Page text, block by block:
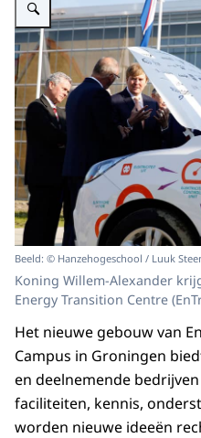
Beeld: © Hanzehogeschool / Luuk
Koning Willem-Alexander
Energy Transition Centre
Het nieuwe gebouw van
Campus in Groningen
en deelnemende
faciliteiten, kennis,
worden nieuwe ideeën